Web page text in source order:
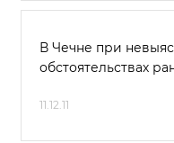
В Чечне при
обстоятельствах
11.12.11